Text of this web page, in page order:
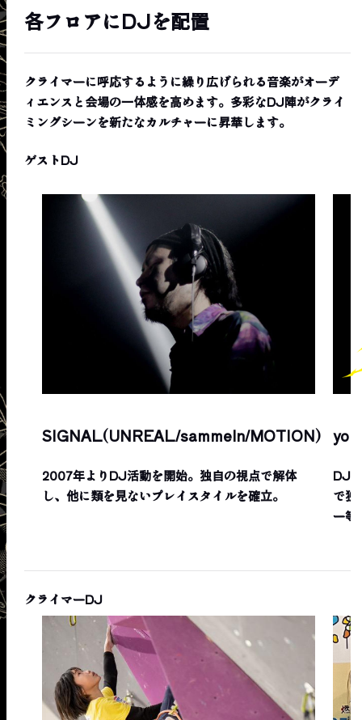
各フロアにDJを配置
クライマーに呼応するように繰り広げられる音楽がオーデ
ィエンスと会場の一体感を高めます。多彩なDJ陣がクライ
ミングシーンを新たなカルチャーに昇華します。
ゲストDJ
SIGNAL(UNREAL/sammeln/MOTION)
2007年よりDJ活動を開始。独自の視点で解体
し、他に類を見ないプレイスタイルを確立。
DJ-
で独
ー等
クライマーDJ